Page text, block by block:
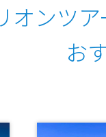
オンツア
お